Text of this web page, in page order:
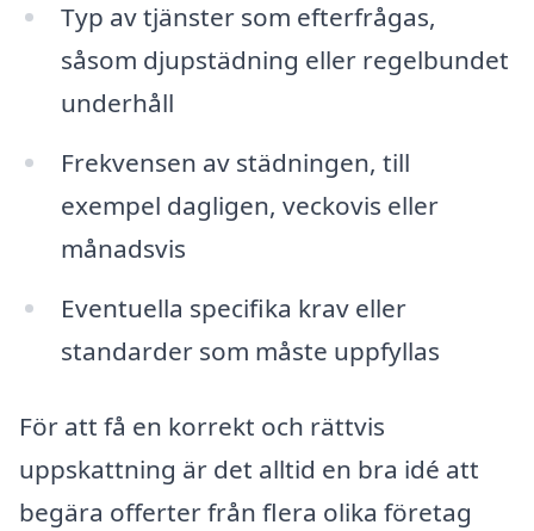
Typ av tjänster som efterfrågas,
såsom djupstädning eller regelbundet
underhåll
Frekvensen av städningen, till
exempel dagligen, veckovis eller
månadsvis
Eventuella specifika krav eller
standarder som måste uppfyllas
För att få en korrekt och rättvis
uppskattning är det alltid en bra idé att
begära offerter från flera olika företag